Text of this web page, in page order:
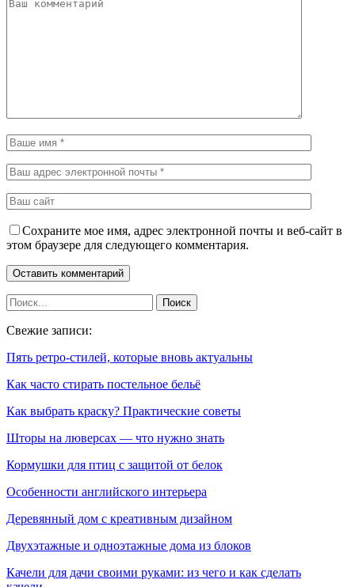
Сохраните мое имя, адрес электронной почты и веб-сайт в
этом браузере для следующего комментария.
Свежие записи:
Пять ретро-стилей, которые вновь актуальны
Как часто стирать постельное бельё
Как выбрать краску? Практические советы
Шторы на люверсах — что нужно знать
Кормушки для птиц с защитой от белок
Особенности английского интерьера
Деревянный дом с креативным дизайном
Двухэтажные и одноэтажные дома из блоков
Качели для дачи своими руками: из чего и как сделать